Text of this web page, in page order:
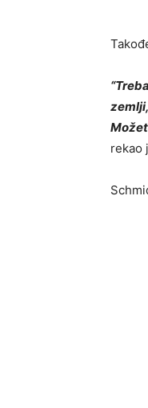
rekao